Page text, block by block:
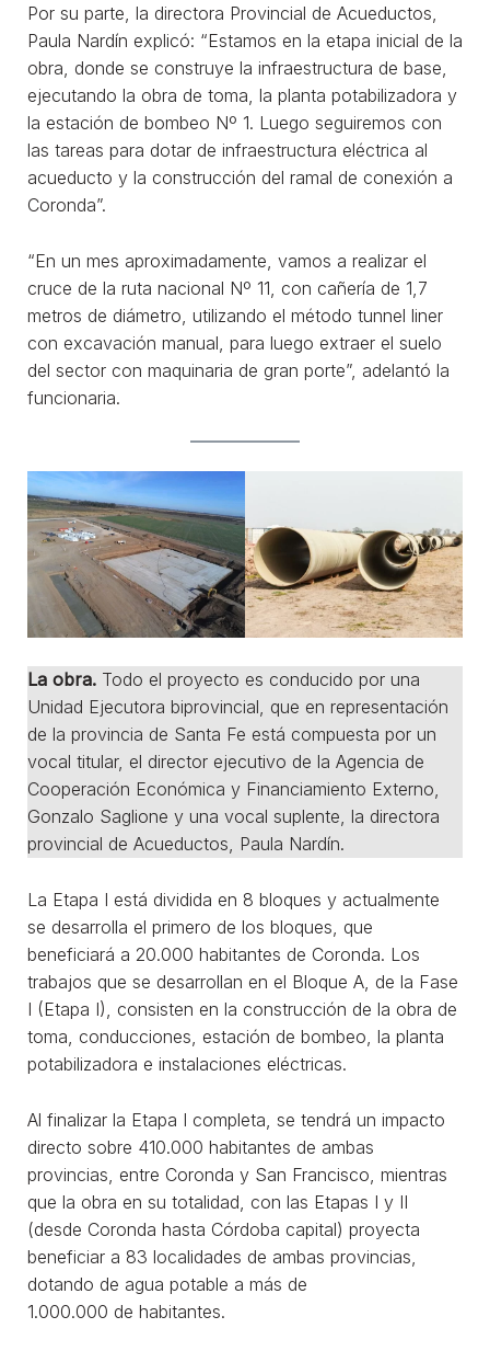
Por su parte, la directora Provincial de Acueductos,
Paula Nardín explicó: “Estamos en la etapa inicial de la
obra, donde se construye la infraestructura de base,
ejecutando la obra de toma, la planta potabilizadora y
la estación de bombeo Nº 1. Luego seguiremos con
las tareas para dotar de infraestructura eléctrica al
acueducto y la construcción del ramal de conexión a
Coronda”.
“En un mes aproximadamente, vamos a realizar el
cruce de la ruta nacional Nº 11, con cañería de 1,7
metros de diámetro, utilizando el método tunnel liner
con excavación manual, para luego extraer el suelo
del sector con maquinaria de gran porte”, adelantó la
funcionaria.
La obra. Todo el proyecto es conducido por una
Unidad Ejecutora biprovincial, que en representación
de la provincia de Santa Fe está compuesta por un
vocal titular, el director ejecutivo de la Agencia de
Cooperación Económica y Financiamiento Externo,
Gonzalo Saglione y una vocal suplente, la directora
provincial de Acueductos, Paula Nardín.
La Etapa I está dividida en 8 bloques y actualmente
se desarrolla el primero de los bloques, que
beneficiará a 20.000 habitantes de Coronda. Los
trabajos que se desarrollan en el Bloque A, de la Fase
I (Etapa I), consisten en la construcción de la obra de
toma, conducciones, estación de bombeo, la planta
potabilizadora e instalaciones eléctricas.
Al finalizar la Etapa I completa, se tendrá un impacto
directo sobre 410.000 habitantes de ambas
provincias, entre Coronda y San Francisco, mientras
que la obra en su totalidad, con las Etapas I y II
(desde Coronda hasta Córdoba capital) proyecta
beneficiar a 83 localidades de ambas provincias,
dotando de agua potable a más de
1.000.000 de habitantes.